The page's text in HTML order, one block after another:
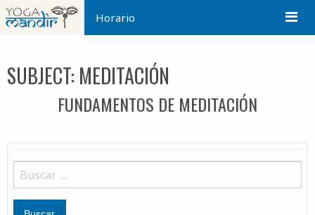
Horario
SUBJECT: MEDITACIÓN
FUNDAMENTOS DE MEDITACIÓN